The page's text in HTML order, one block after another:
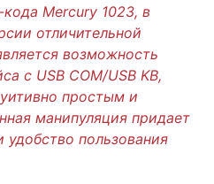
Mercury 1023, в
отличительной
возможность
с USB COM/USB KB,
простым и
манипуляция придает
пользования